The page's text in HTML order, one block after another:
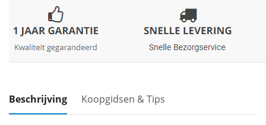
Beschrijving Koopgidsen & Tips